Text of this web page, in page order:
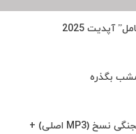
بگذره
دانلود آهنگ مسعود جلیلیان و رامین تجنگی نسخ (MP3 اصلی) +